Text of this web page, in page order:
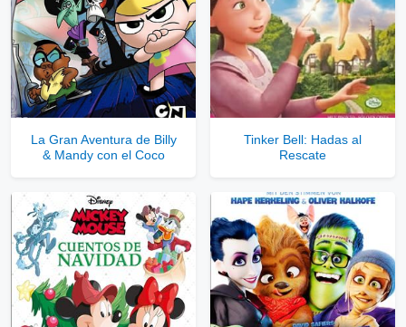
La Gran Aventura de Billy
& Mandy con el Coco
Tinker Bell: Hadas al
Rescate